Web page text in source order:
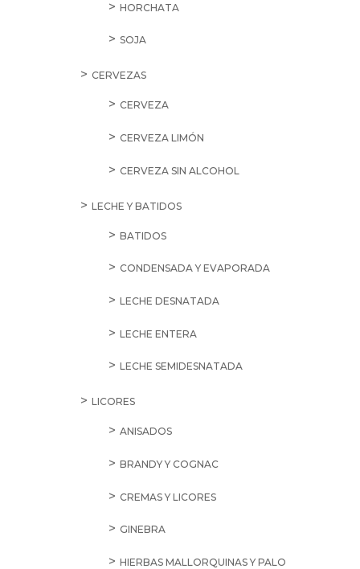
HORCHATA
SOJA
CERVEZAS
CERVEZA
CERVEZA LIMÓN
CERVEZA SIN ALCOHOL
LECHE Y BATIDOS
BATIDOS
CONDENSADA Y EVAPORADA
LECHE DESNATADA
LECHE ENTERA
LECHE SEMIDESNATADA
LICORES
ANISADOS
BRANDY Y COGNAC
CREMAS Y LICORES
GINEBRA
HIERBAS MALLORQUINAS Y PALO